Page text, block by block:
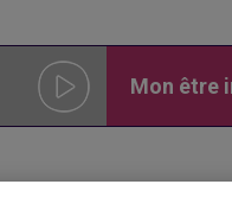
Mon être